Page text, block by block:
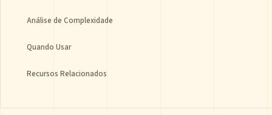
Análise de Complexidade
Quando Usar
Recursos Relacionados